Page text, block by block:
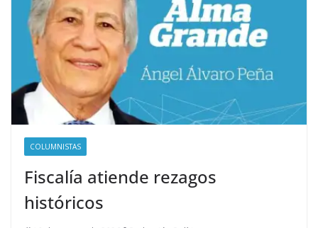
COLUMNISTAS
Fiscalía atiende rezagos
históricos